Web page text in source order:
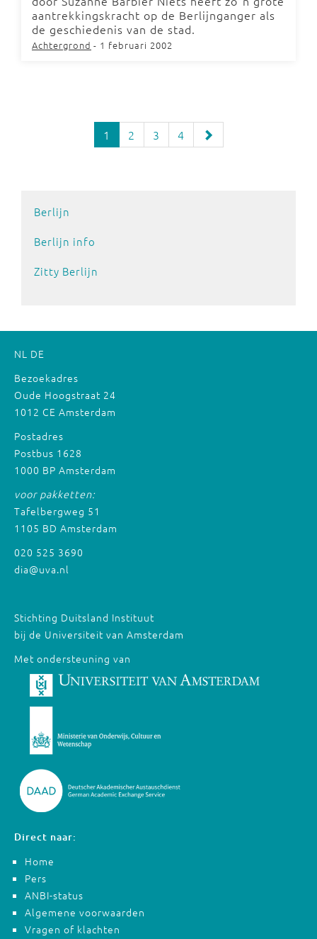
aantrekkingskracht op de Berlijnganger als
de geschiedenis van de stad.
Achtergrond - 1 februari 2002
1 2 3 4
Berlijn
Berlijn info
Zitty Berlijn
NL DE
Bezoekadres
Oude Hoogstraat 24
1012 CE Amsterdam
Postadres
Postbus 1628
1000 BP Amsterdam
voor pakketten:
Tafelbergweg 51
1105 BD Amsterdam
020 525 3690
dia@uva.nl
Stichting Duitsland Instituut
bij de Universiteit van Amsterdam
Met ondersteuning van
Direct naar:
Home
Pers
ANBI-status
Algemene voorwaarden
Vragen of klachten